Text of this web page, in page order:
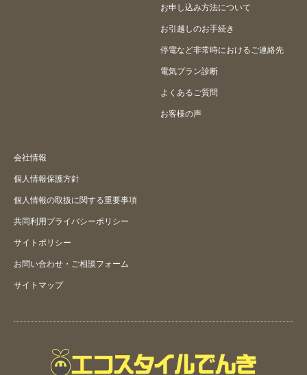
切り替えの際にアンペア数を増やせま
マイページとは何ですか。
お申し込み方法について
お引越しのお手続き
停電など非常時におけるご連絡先
電気プラン診断
よくあるご質問
お客様の声
会社情報
個人情報保護方針
個人情報の取扱に関する重要事項
共同利用プライバシーポリシー
サイトポリシー
お問い合わせ・ご相談フォーム
サイトマップ